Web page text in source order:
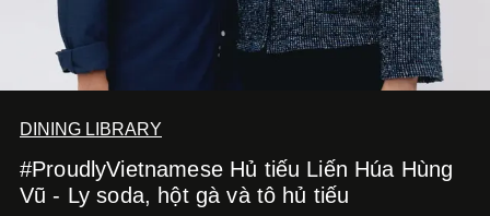
DINING LIBRARY
#ProudlyVietnamese Hủ tiếu Liến Húa Hùng
Vũ - Ly soda, hột gà và tô hủ tiếu